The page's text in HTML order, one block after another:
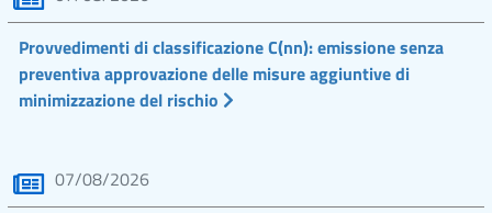
Provvedimenti di classificazione C(nn): emissione senza
preventiva approvazione delle misure aggiuntive di
minimizzazione del rischio
07/08/2026